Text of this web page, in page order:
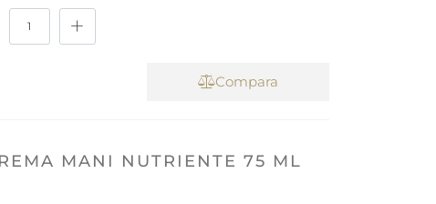
Compara
MANI NUTRIENTE 75 ML